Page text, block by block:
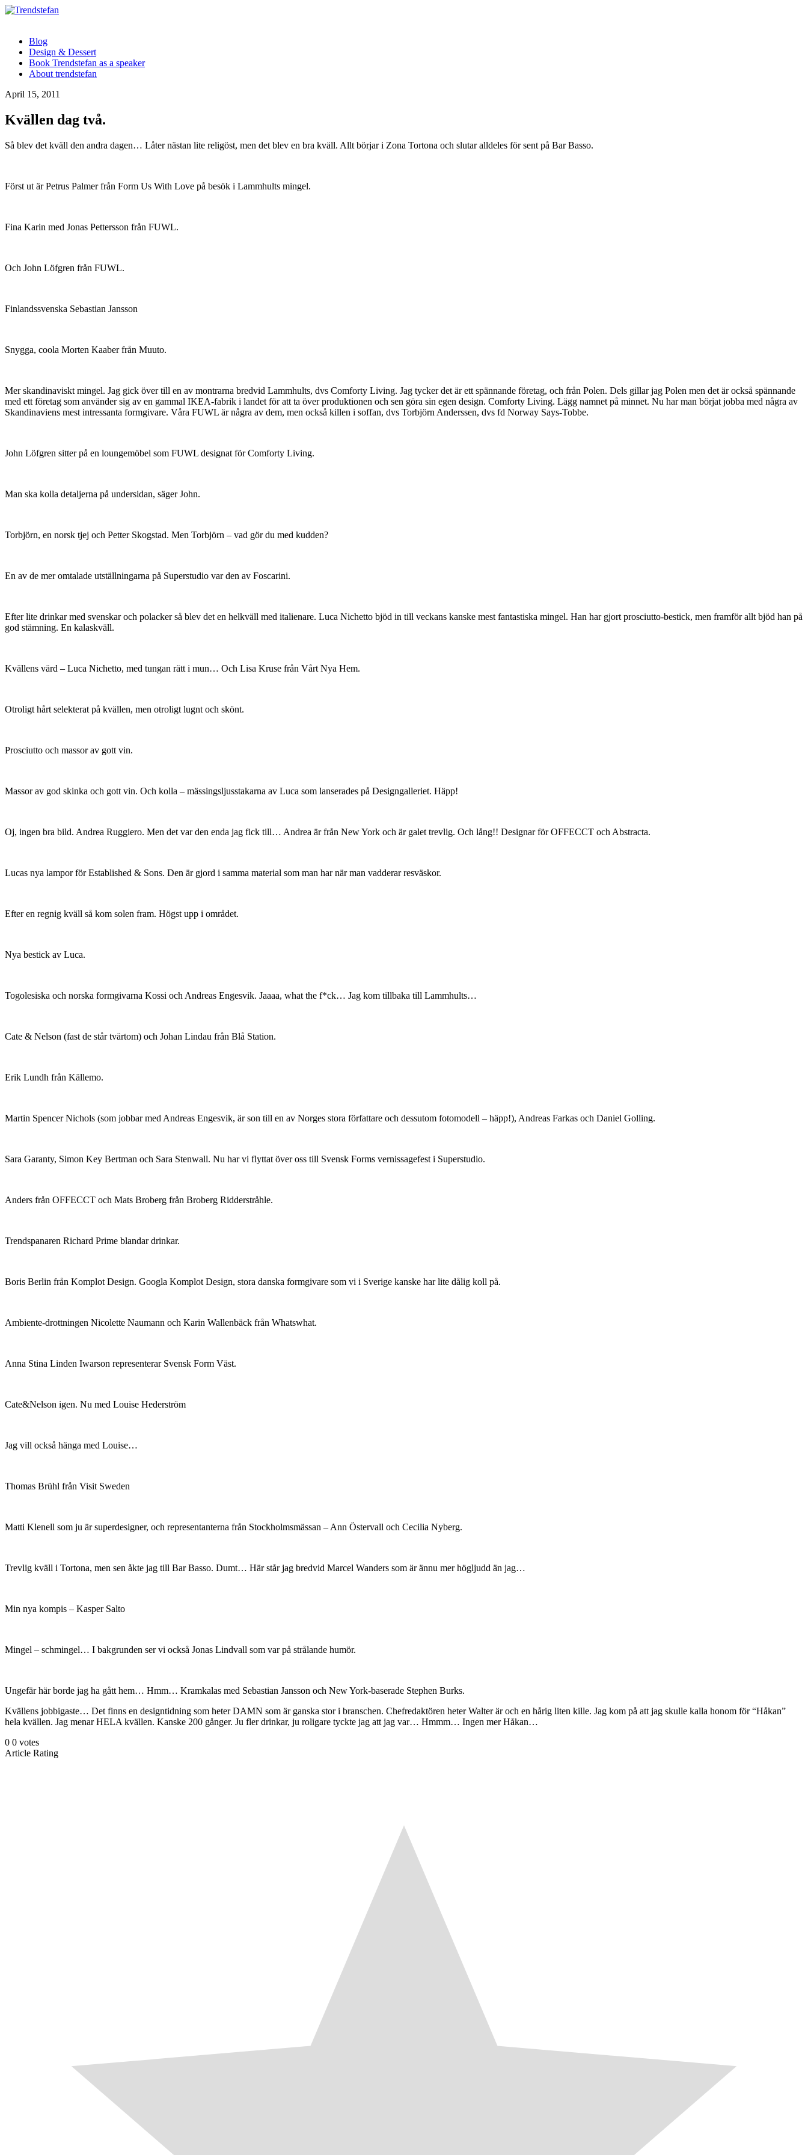
Blog
Design & Dessert
Book Trendstefan as a speaker
About trendstefan
April 15, 2011
Kvällen dag två.
Så blev det kväll den andra dagen… Låter nästan lite religöst, men det blev en bra kväll. Allt börjar i Zona Tortona och slutar alldeles för sent på Bar Basso.
Först ut är Petrus Palmer från Form Us With Love på besök i Lammhults mingel.
Fina Karin med Jonas Pettersson från FUWL.
Och John Löfgren från FUWL.
Finlandssvenska Sebastian Jansson
Snygga, coola Morten Kaaber från Muuto.
Mer skandinaviskt mingel. Jag gick över till en av montrarna bredvid Lammhults, dvs Comforty Living. Jag tycker det är ett spännande företag, och från Polen. Dels gillar jag Polen men det är också spännande
med ett företag som använder sig av en gammal IKEA-fabrik i landet för att ta över produktionen och sen göra sin egen design. Comforty Living. Lägg namnet på minnet. Nu har man börjat jobba med några av
Skandinaviens mest intressanta formgivare. Våra FUWL är några av dem, men också killen i soffan, dvs Torbjörn Anderssen, dvs fd Norway Says-Tobbe.
John Löfgren sitter på en loungemöbel som FUWL designat för Comforty Living.
Man ska kolla detaljerna på undersidan, säger John.
Torbjörn, en norsk tjej och Petter Skogstad. Men Torbjörn – vad gör du med kudden?
En av de mer omtalade utställningarna på Superstudio var den av Foscarini.
Efter lite drinkar med svenskar och polacker så blev det en helkväll med italienare. Luca Nichetto bjöd in till veckans kanske mest fantastiska mingel. Han har gjort prosciutto-bestick, men framför allt bjöd han på
god stämning. En kalaskväll.
Kvällens värd – Luca Nichetto, med tungan rätt i mun… Och Lisa Kruse från Vårt Nya Hem.
Otroligt hårt selekterat på kvällen, men otroligt lugnt och skönt.
Prosciutto och massor av gott vin.
Massor av god skinka och gott vin. Och kolla – mässingsljusstakarna av Luca som lanserades på Designgalleriet. Häpp!
Oj, ingen bra bild. Andrea Ruggiero. Men det var den enda jag fick till… Andrea är från New York och är galet trevlig. Och lång!! Designar för OFFECCT och Abstracta.
Lucas nya lampor för Established & Sons. Den är gjord i samma material som man har när man vadderar resväskor.
Efter en regnig kväll så kom solen fram. Högst upp i området.
Nya bestick av Luca.
Togolesiska och norska formgivarna Kossi och Andreas Engesvik. Jaaaa, what the f*ck… Jag kom tillbaka till Lammhults…
Cate & Nelson (fast de står tvärtom) och Johan Lindau från Blå Station.
Erik Lundh från Källemo.
Martin Spencer Nichols (som jobbar med Andreas Engesvik, är son till en av Norges stora författare och dessutom fotomodell – häpp!), Andreas Farkas och Daniel Golling.
Sara Garanty, Simon Key Bertman och Sara Stenwall. Nu har vi flyttat över oss till Svensk Forms vernissagefest i Superstudio.
Anders från OFFECCT och Mats Broberg från Broberg Ridderstråhle.
Trendspanaren Richard Prime blandar drinkar.
Boris Berlin från Komplot Design. Googla Komplot Design, stora danska formgivare som vi i Sverige kanske har lite dålig koll på.
Ambiente-drottningen Nicolette Naumann och Karin Wallenbäck från Whatswhat.
Anna Stina Linden Iwarson representerar Svensk Form Väst.
Cate&Nelson igen. Nu med Louise Hederström
Jag vill också hänga med Louise…
Thomas Brühl från Visit Sweden
Matti Klenell som ju är superdesigner, och representanterna från Stockholmsmässan – Ann Östervall och Cecilia Nyberg.
Trevlig kväll i Tortona, men sen åkte jag till Bar Basso. Dumt… Här står jag bredvid Marcel Wanders som är ännu mer högljudd än jag…
Min nya kompis – Kasper Salto
Mingel – schmingel… I bakgrunden ser vi också Jonas Lindvall som var på strålande humör.
Ungefär här borde jag ha gått hem… Hmm… Kramkalas med Sebastian Jansson och New York-baserade Stephen Burks.
Kvällens jobbigaste… Det finns en designtidning som heter DAMN som är ganska stor i branschen. Chefredaktören heter Walter är och en hårig liten kille. Jag kom på att jag skulle kalla honom för “Håkan”
hela kvällen. Jag menar HELA kvällen. Kanske 200 gånger. Ju fler drinkar, ju roligare tyckte jag att jag var… Hmmm… Ingen mer Håkan…
0 0 votes
Article Rating